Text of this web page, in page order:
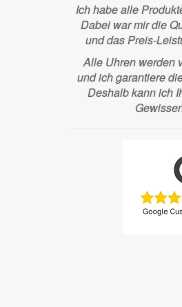
Ich habe alle
Dabei war mir die
und das Preis-
Alle Uhren werden
und ich garantiere
Deshalb kann ich